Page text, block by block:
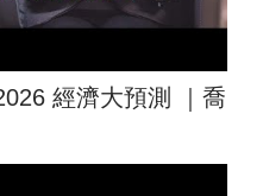
經濟大預測 ｜喬